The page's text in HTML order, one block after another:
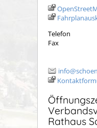
Telefon
Fax
Rathaus